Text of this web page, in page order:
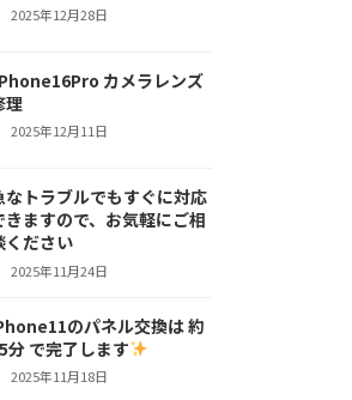
2025年12月28日
カメラレンズ
理
2025年12月11日
なトラブルでもすぐに対応
きますので、お気軽にご相
ください
2025年11月24日
のパネル交換は 約
分 で完了します
2025年11月18日